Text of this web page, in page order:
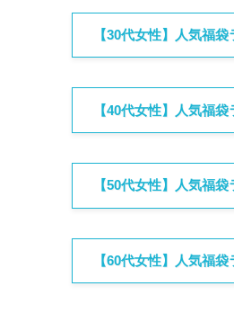
【30代女性】人気福袋
【40代女性】人気福袋
【50代女性】人気福袋
【60代女性】人気福袋